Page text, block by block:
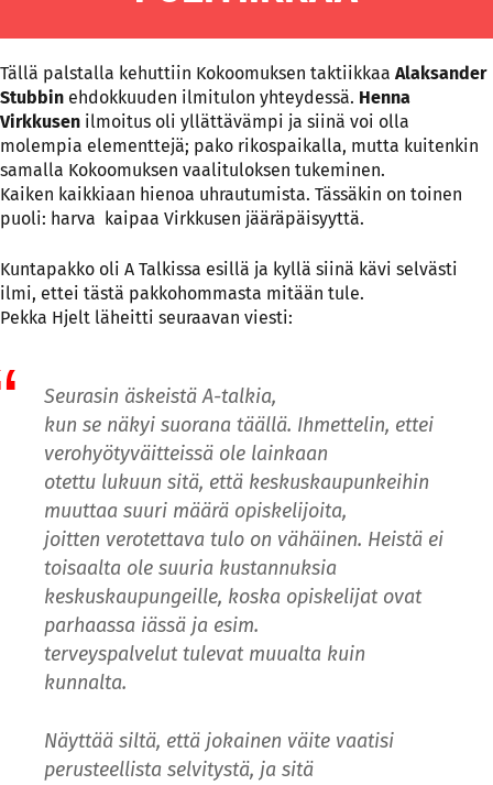
Tällä palstalla kehuttiin Kokoomuksen taktiikkaa Alaksander
Stubbin ehdokkuuden ilmitulon yhteydessä. Henna
Virkkusen ilmoitus oli yllättävämpi ja siinä voi olla
molempia elementtejä; pako rikospaikalla, mutta kuitenkin
samalla Kokoomuksen vaalituloksen tukeminen.
Kaiken kaikkiaan hienoa uhrautumista. Tässäkin on toinen
puoli: harva kaipaa Virkkusen jääräpäisyyttä.
Kuntapakko oli A Talkissa esillä ja kyllä siinä kävi selvästi
ilmi, ettei tästä pakkohommasta mitään tule.
Pekka Hjelt läheitti seuraavan viesti:
Seurasin äskeistä A-talkia,
kun se näkyi suorana täällä. Ihmettelin, ettei
verohyötyväitteissä ole lainkaan
otettu lukuun sitä, että keskuskaupunkeihin
muuttaa suuri määrä opiskelijoita,
joitten verotettava tulo on vähäinen. Heistä ei
toisaalta ole suuria kustannuksia
keskuskaupungeille, koska opiskelijat ovat
parhaassa iässä ja esim.
terveyspalvelut tulevat muualta kuin
kunnalta.
Näyttää siltä, että jokainen väite vaatisi
perusteellista selvitystä, ja sitä